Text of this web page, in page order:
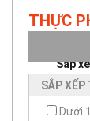
THỰC
Sắp
SẮP
Dưới